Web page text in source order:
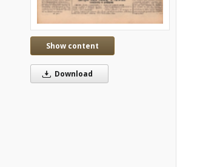
Show content
Download